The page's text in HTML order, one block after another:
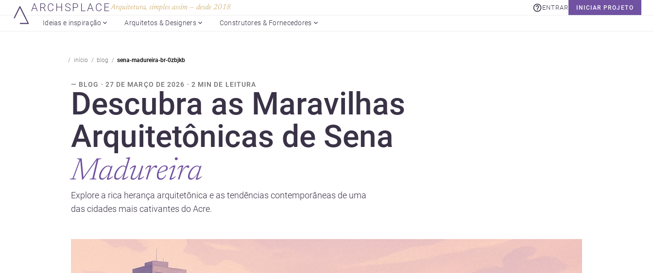
ARCHSPLACEArquitetura, simples assim — desde 2018 INICIAR PROJETO
ENTRAR
Ideias e inspiração Arquitetos & Designers Construtores & Fornecedores
início blog sena-madureira-br-0zbjkb
— BLOG · 27 DE MARÇO DE 2026 · 2 MIN DE LEITURA
Descubra as Maravilhas
Arquitetônicas de Sena
Madureira
Explore a rica herança arquitetônica e as tendências contemporâneas de uma
das cidades mais cativantes do Acre.